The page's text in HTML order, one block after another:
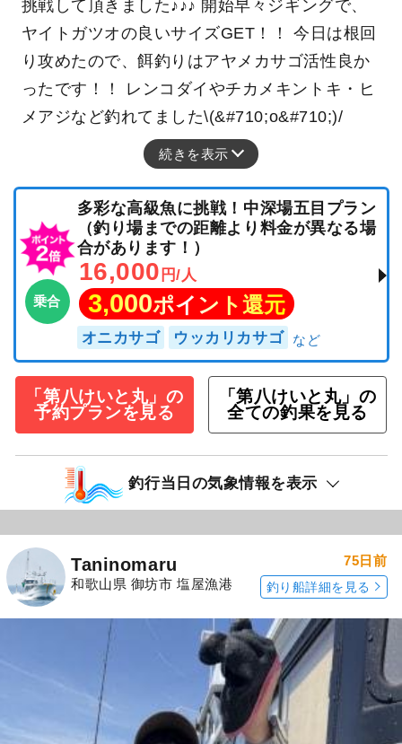
挑戦して頂きました♪♪♪ 開始早々ジギングで、
ヤイトガツオの良いサイズGET！！ 今日は根回
り攻めたので、餌釣りはアヤメカサゴ活性良か
ったです！！ レンコダイやチカメキントキ・ヒ
メアジなど釣れてました\(&#710;o&#710;)/
続きを表示
乗合
多彩な高級魚に挑戦！中深場五目プラン
（釣り場までの距離より料金が異なる場
合があります！）
16,000 円/人
3,000ポイント還元
オニカサゴ ウッカリカサゴ
「第八けいと丸」の
予約プランを見る
「第八けいと丸」の
全ての釣果を見る
釣行当日の気象情報を表示
Taninomaru
和歌山県 御坊市 塩屋漁港
75日前
釣り船詳細を見る